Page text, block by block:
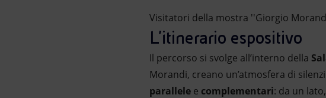
Visitatori della mostra ''Giorgio
L’itinerario espositivo
Il percorso si svolge all’interno della
Morandi, creano un’atmosfera di
parallele e complementari: da un